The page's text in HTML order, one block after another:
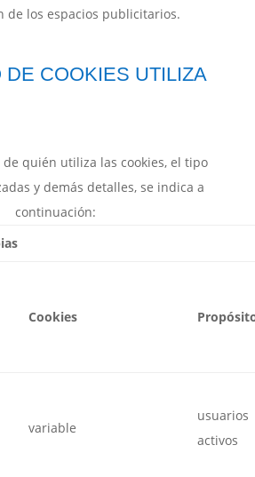
de los espacios publicitarios.
DE COOKIES UTILIZA
quién utiliza las cookies, el tipo
y demás detalles, se indica a
continuación:
Cookies
variable
usuarios
activos